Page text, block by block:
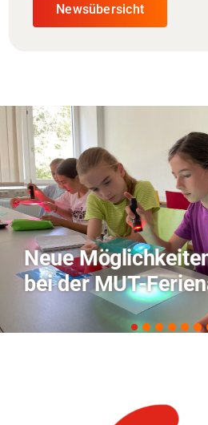
Newsübersicht
TVO
zu KI in der